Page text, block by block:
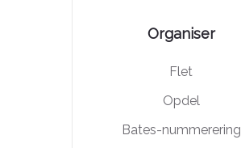
Organiser
Flet
Opdel
Bates-nummerering